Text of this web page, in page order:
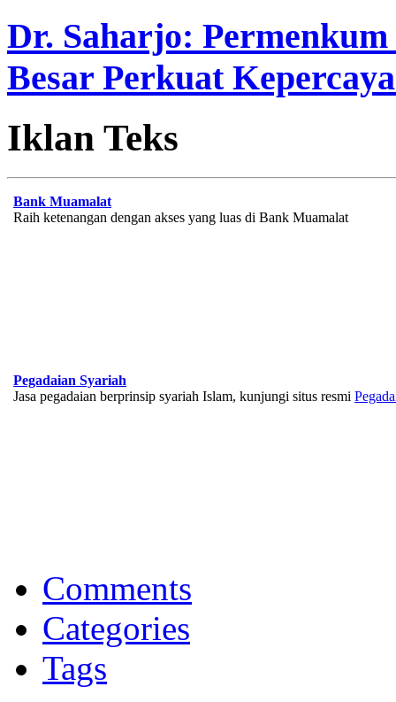
Dr. Saharjo:
Besar Perkuat
Iklan Teks
Bank Muamalat
Raih ketenangan dengan akses yang luas di Bank Muamalat
Pegadaian Syariah
Jasa pegadaian berprinsip syariah Islam, kunjungi situs resmi
Memberikan yang terbaik sesuai kaidah Islam, kunjungi situs resmi
Comments
Categories
Tags